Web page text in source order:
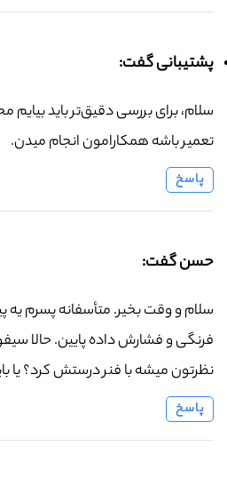
پشتیبانی گفت:
سلام، برای بررسی دقیق‌تر باید بیایم
تعمیر باشه همکارامون انجام میدن.
پاسخ
حسن گفت:
سلام و وقت بخیر. متأسفانه پسرم یه
فرنگی و فشارش داده پایین. حالا
نظرتون میشه با فنر درستش کرد؟ یا
پاسخ